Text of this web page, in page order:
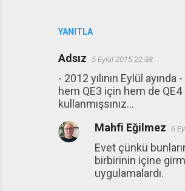
YANITLA
Adsız 5 Eylül 2015 22:38
- 2012 yılının Eylül ayında
hem QE3 için hem de QE4
kullanmışsınız...
Mahfi Eğilmez 6
Evet çünkü
birbirinin içine
uygulamalardı.